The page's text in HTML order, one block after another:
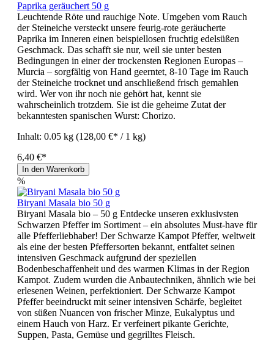
Paprika geräuchert 50 g
Leuchtende Röte und rauchige Note. Umgeben vom Rauch
der Steineiche versteckt unsere feurig-rote geräucherte
Paprika im Inneren einen beispiellosen fruchtig edelsüßen
Geschmack. Das schafft sie nur, weil sie unter besten
Bedingungen in einer der trockensten Regionen Europas –
Murcia – sorgfältig von Hand geerntet, 8-10 Tage im Rauch
der Steineiche trocknet und anschließend frisch gemahlen
wird. Wer von ihr noch nie gehört hat, kennt sie
wahrscheinlich trotzdem. Sie ist die geheime Zutat der
bekanntesten spanischen Wurst: Chorizo.
Inhalt: 0.05 kg (128,00 €* / 1 kg)
6,40 €*
In den Warenkorb
%
Biryani Masala bio 50 g
Biryani Masala bio – 50 g Entdecke unseren exklusivsten
Schwarzen Pfeffer im Sortiment – ein absolutes Must-have für
alle Pfefferliebhaber! Der Schwarze Kampot Pfeffer, weltweit
als eine der besten Pfeffersorten bekannt, entfaltet seinen
intensiven Geschmack aufgrund der speziellen
Bodenbeschaffenheit und des warmen Klimas in der Region
Kampot. Zudem wurden die Anbautechniken, ähnlich wie bei
erlesenen Weinen, perfektioniert. Der Schwarze Kampot
Pfeffer beeindruckt mit seiner intensiven Schärfe, begleitet
von süßen Nuancen von frischer Minze, Eukalyptus und
einem Hauch von Harz. Er verfeinert pikante Gerichte,
Suppen, Pasta, Gemüse und gegrilltes Fleisch.